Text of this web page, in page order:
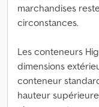
marchandises
circonstances.
Les conteneurs
dimensions
conteneur
hauteur